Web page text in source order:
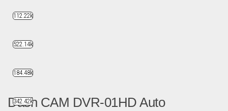
Dash CAM DVR-01HD Auto
112.22k
522.14k
184.48k
342.42k